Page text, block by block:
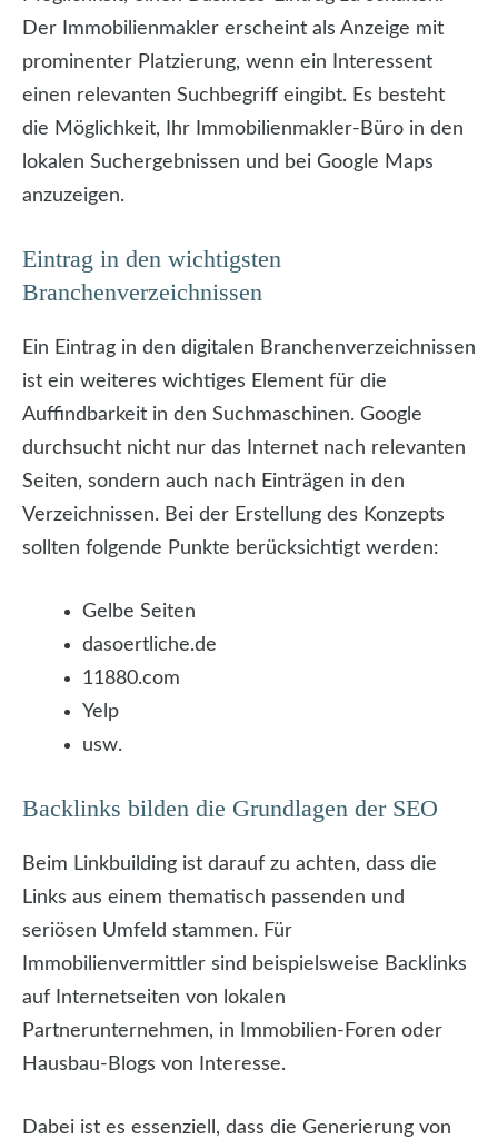
Der Immobilienmakler erscheint als Anzeige mit
prominenter Platzierung, wenn ein Interessent
einen relevanten Suchbegriff eingibt. Es besteht
die Möglichkeit, Ihr Immobilienmakler-Büro in den
lokalen Suchergebnissen und bei Google Maps
anzuzeigen.
Eintrag in den wichtigsten
Branchenverzeichnissen
Ein Eintrag in den digitalen Branchenverzeichnissen
ist ein weiteres wichtiges Element für die
Auffindbarkeit in den Suchmaschinen. Google
durchsucht nicht nur das Internet nach relevanten
Seiten, sondern auch nach Einträgen in den
Verzeichnissen. Bei der Erstellung des Konzepts
sollten folgende Punkte berücksichtigt werden:
Gelbe Seiten
dasoertliche.de
11880.com
Yelp
usw.
Backlinks bilden die Grundlagen der SEO
Beim Linkbuilding ist darauf zu achten, dass die
Links aus einem thematisch passenden und
seriösen Umfeld stammen. Für
Immobilienvermittler sind beispielsweise Backlinks
auf Internetseiten von lokalen
Partnerunternehmen, in Immobilien-Foren oder
Hausbau-Blogs von Interesse.
Dabei ist es essenziell, dass die Generierung von